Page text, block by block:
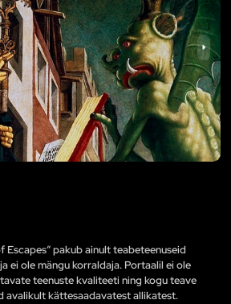
Escapes“ pakub ainult teabeteenuseid
ei ole mängu korraldaja. Portaalil ei ole
teenuste kvaliteeti ning kogu teave
avalikult kättesaadavatest allikatest.